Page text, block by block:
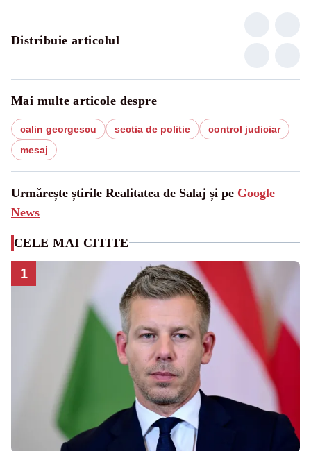
Distribuie articolul
Mai multe articole despre
calin georgescu sectia de politie
control judiciar
mesaj
Urmărește știrile Realitatea de Salaj și pe Google
News
CELE MAI CITITE
1